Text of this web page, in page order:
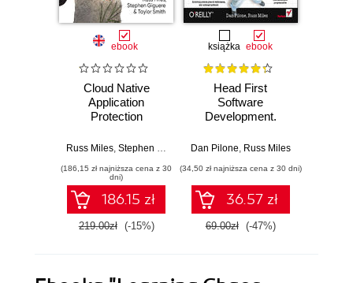
ebook
Cloud Native
Application
Protection
Russ Miles, Stephen Giguere ,Taylor Smith
(186,15 zł najniższa cena z 30
dni)
186.15 zł
219.00zł (-15%)
książka ebook
Head First
Software
Development.
Dan Pilone, Russ Miles
(34,50 zł najniższa cena z 30 dni)
36.57 zł
69.00zł (-47%)